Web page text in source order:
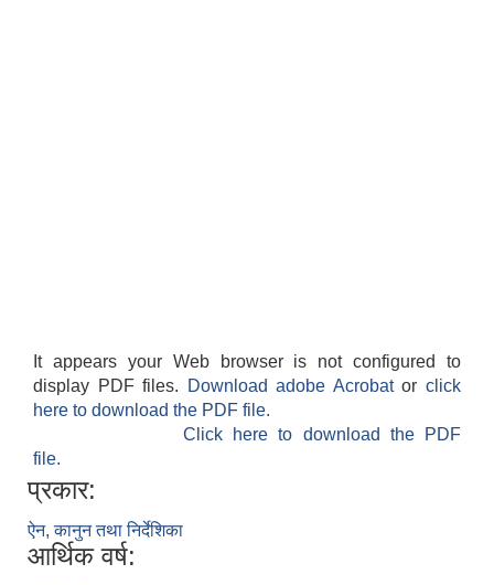
It appears your Web browser is not configured to
display PDF files.
Download adobe Acrobatorclick
here to download the PDF file.
Click here to download the PDF
file.
प्रकार:
ऐन, कानुन तथा निर्देशिका
आर्थिक वर्ष: